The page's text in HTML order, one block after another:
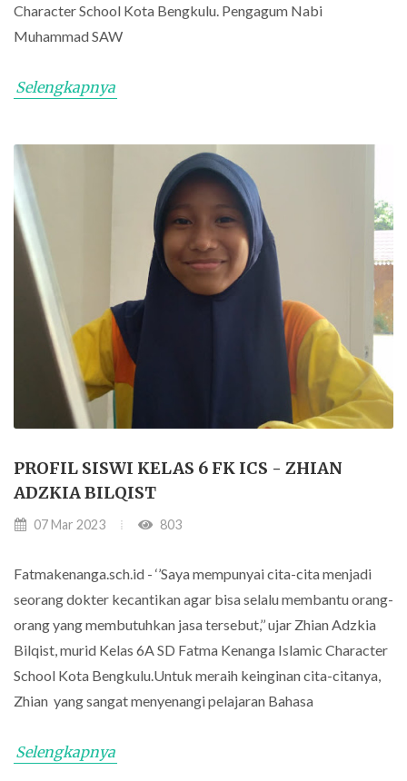
Character School Kota Bengkulu. Pengagum Nabi
Muhammad SAW
Selengkapnya
PROFIL SISWI KELAS 6 FK ICS - ZHIAN
ADZKIA BILQIST
07 Mar 2023 803
Fatmakenanga.sch.id - ‘’Saya mempunyai cita-cita menjadi
seorang dokter kecantikan agar bisa selalu membantu orang-
orang yang membutuhkan jasa tersebut,’’ ujar Zhian Adzkia
Bilqist, murid Kelas 6A SD Fatma Kenanga Islamic Character
School Kota Bengkulu.Untuk meraih keinginan cita-citanya,
Zhian yang sangat menyenangi pelajaran Bahasa
Selengkapnya